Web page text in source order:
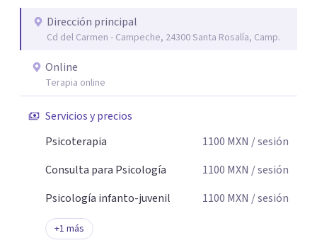
auténtica y comunicación clara y directa para darte
seguridad emocional y una dirección firme de tu proceso
de cambio.
Dirección principal
Cd del Carmen - Campeche, 24300 Santa Rosalía, Camp.
Online
Terapia online
Servicios y precios
Psicoterapia
1100 MXN / sesión
Consulta para Psicología
1100 MXN / sesión
Psicología infanto-juvenil
1100 MXN / sesión
+1 más